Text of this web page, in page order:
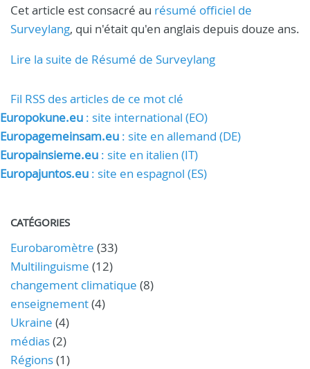
Cet article est consacré au résumé officiel de
Surveylang, qui n'était qu'en anglais depuis douze ans.
Lire la suite de Résumé de Surveylang
Fil RSS des articles de ce mot clé
Europokune.eu : site international (EO)
Europagemeinsam.eu : site en allemand (DE)
Europainsieme.eu : site en italien (IT)
Europajuntos.eu : site en espagnol (ES)
CATÉGORIES
Eurobaromètre (33)
Multilinguisme (12)
changement climatique (8)
enseignement(4)
Ukraine (4)
médias(2)
Régions(1)